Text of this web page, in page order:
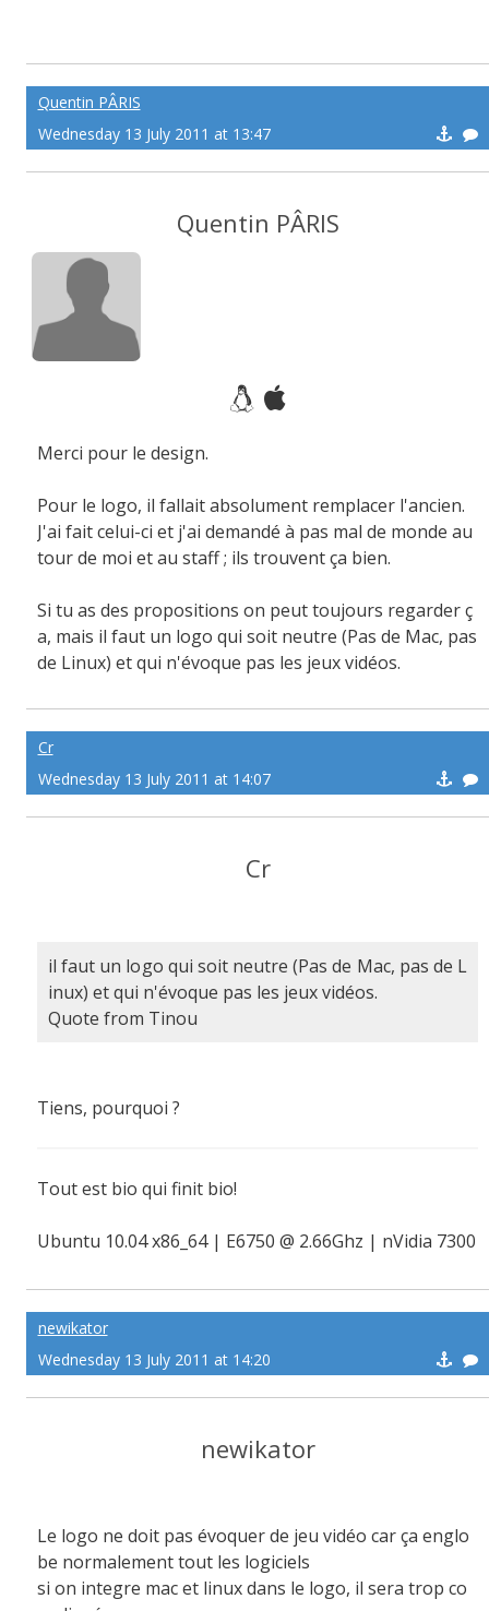
http://newikator.labrute.com
Quentin PÂRIS
Wednesday 13 July 2011 at 13:47
Quentin PÂRIS
Merci pour le design.
Pour le logo, il fallait absolument remplacer l'ancien.
J'ai fait celui-ci et j'ai demandé à pas mal de monde au
tour de moi et au staff ; ils trouvent ça bien.
Si tu as des propositions on peut toujours regarder ç
a, mais il faut un logo qui soit neutre (Pas de Mac, pas
de Linux) et qui n'évoque pas les jeux vidéos.
Cr
Wednesday 13 July 2011 at 14:07
Cr
il faut un logo qui soit neutre (Pas de Mac, pas de L
inux) et qui n'évoque pas les jeux vidéos.
Quote from Tinou
Tiens, pourquoi ?
Tout est bio qui finit bio!
Ubuntu 10.04 x86_64 | E6750 @ 2.66Ghz | nVidia 7300
newikator
Wednesday 13 July 2011 at 14:20
newikator
Le logo ne doit pas évoquer de jeu vidéo car ça englo
be normalement tout les logiciels
si on integre mac et linux dans le logo, il sera trop co